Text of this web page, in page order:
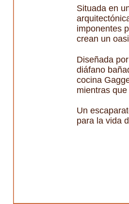
Situada en
imponentes
crean un
Diseñada
diáfano
cocina
mientras
Un
para la vida